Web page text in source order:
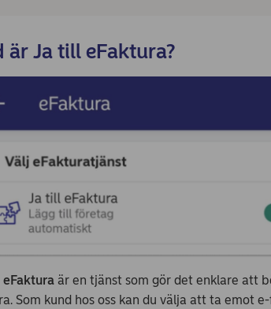
är Ja till eFaktura?
är en tjänst som gör det enklare att
Som kund hos oss kan du välja att ta emot